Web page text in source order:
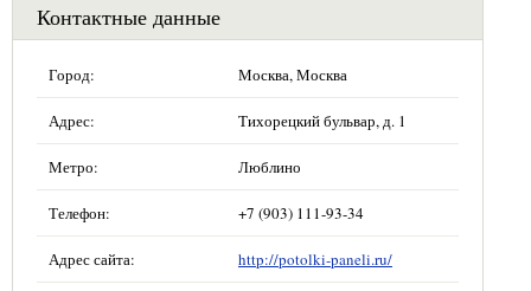
Контактные данные
Город: Москва, Москва
Адрес: Тихорецкий бульвар, д. 1
Метро: Люблино
Телефон: +7 (903) 111-93-34
Адрес сайта: http://potolki-paneli.ru/